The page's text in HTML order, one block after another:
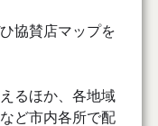
協賛店マップを
るほか、各地域
ど市内各所で配